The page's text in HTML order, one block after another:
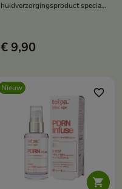
huidverzorgingsproduct speciaal
€ 9,90
Nieuw

favorite_border